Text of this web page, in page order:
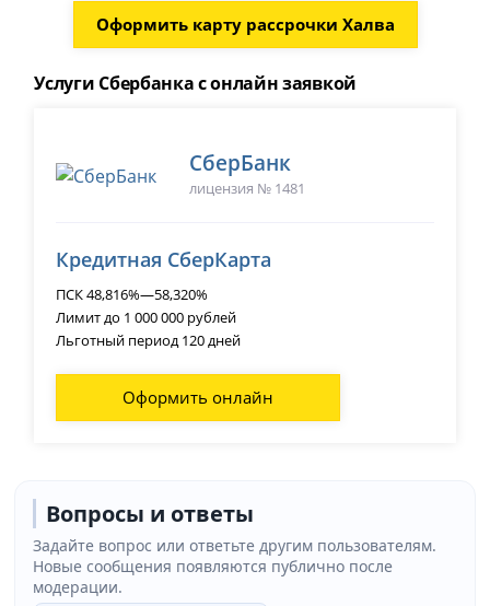
Оформить карту рассрочки Халва
Услуги Сбербанка с онлайн заявкой
СберБанк
лицензия № 1481
Кредитная СберКарта
ПСК 48,816%—58,320%
Лимит до 1 000 000 рублей
Льготный период 120 дней
Оформить онлайн
Вопросы и ответы
Задайте вопрос или ответьте другим пользователям.
Новые сообщения появляются публично после
модерации.